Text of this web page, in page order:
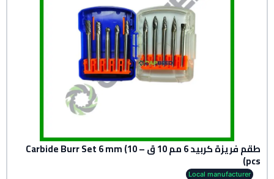
طقم فريزة كربيد 6 مم 10 ق – Carbide Burr Set 6 mm (10
pcs)
Local manufacturer